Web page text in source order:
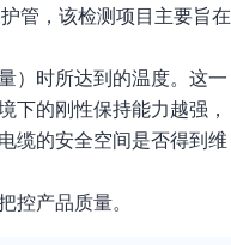
管，该检测项目主要旨在
）时所达到的温度。这一
下的刚性保持能力越强，
缆的安全空间是否得到维
控产品质量。